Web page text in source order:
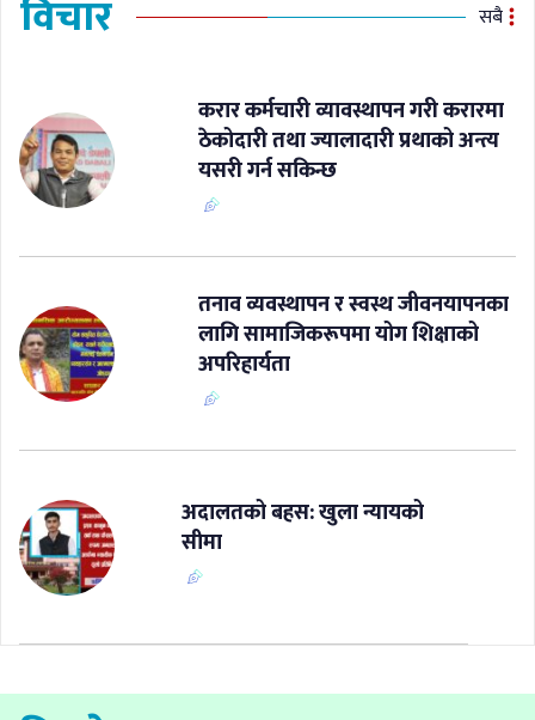
विचार सबै
करार कर्मचारी व्यावस्थापन गरी करारमा
ठेकोदारी तथा ज्यालादारी प्रथाको अन्त्य
यसरी गर्न सकिन्छ
​तनाव व्यवस्थापन र स्वस्थ जीवनयापनका
लागि सामाजिकरूपमा योग शिक्षाको
अपरिहार्यता
अदालतको बहस: खुला न्यायको
सीमा